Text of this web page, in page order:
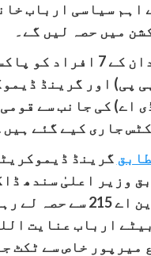
میں حصہ لیں گے۔
ارباب خاندان کے 7
پی) اور گرینڈ
اے) کی جانب سے
جاری کیے گئے
گرینڈ
وزیر اعلیٰ سندھ
غلام رحیم این اے 215
ارباب عنایت
میرپور خاص سے ٹکٹ